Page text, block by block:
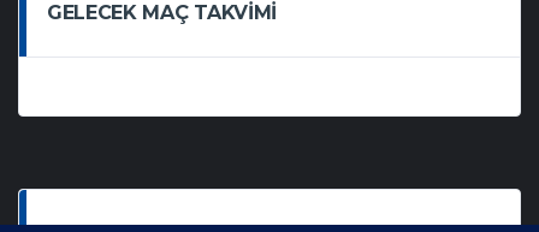
GELECEK MAÇ TAKVIMI